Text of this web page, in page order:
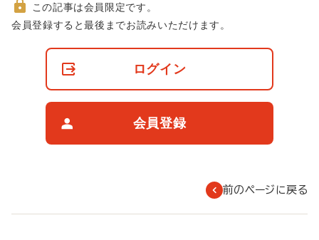
非
この記事は会員限定です。
会員登録すると最後までお読みいただけます。
ログイン
会員登録
前のページに戻る